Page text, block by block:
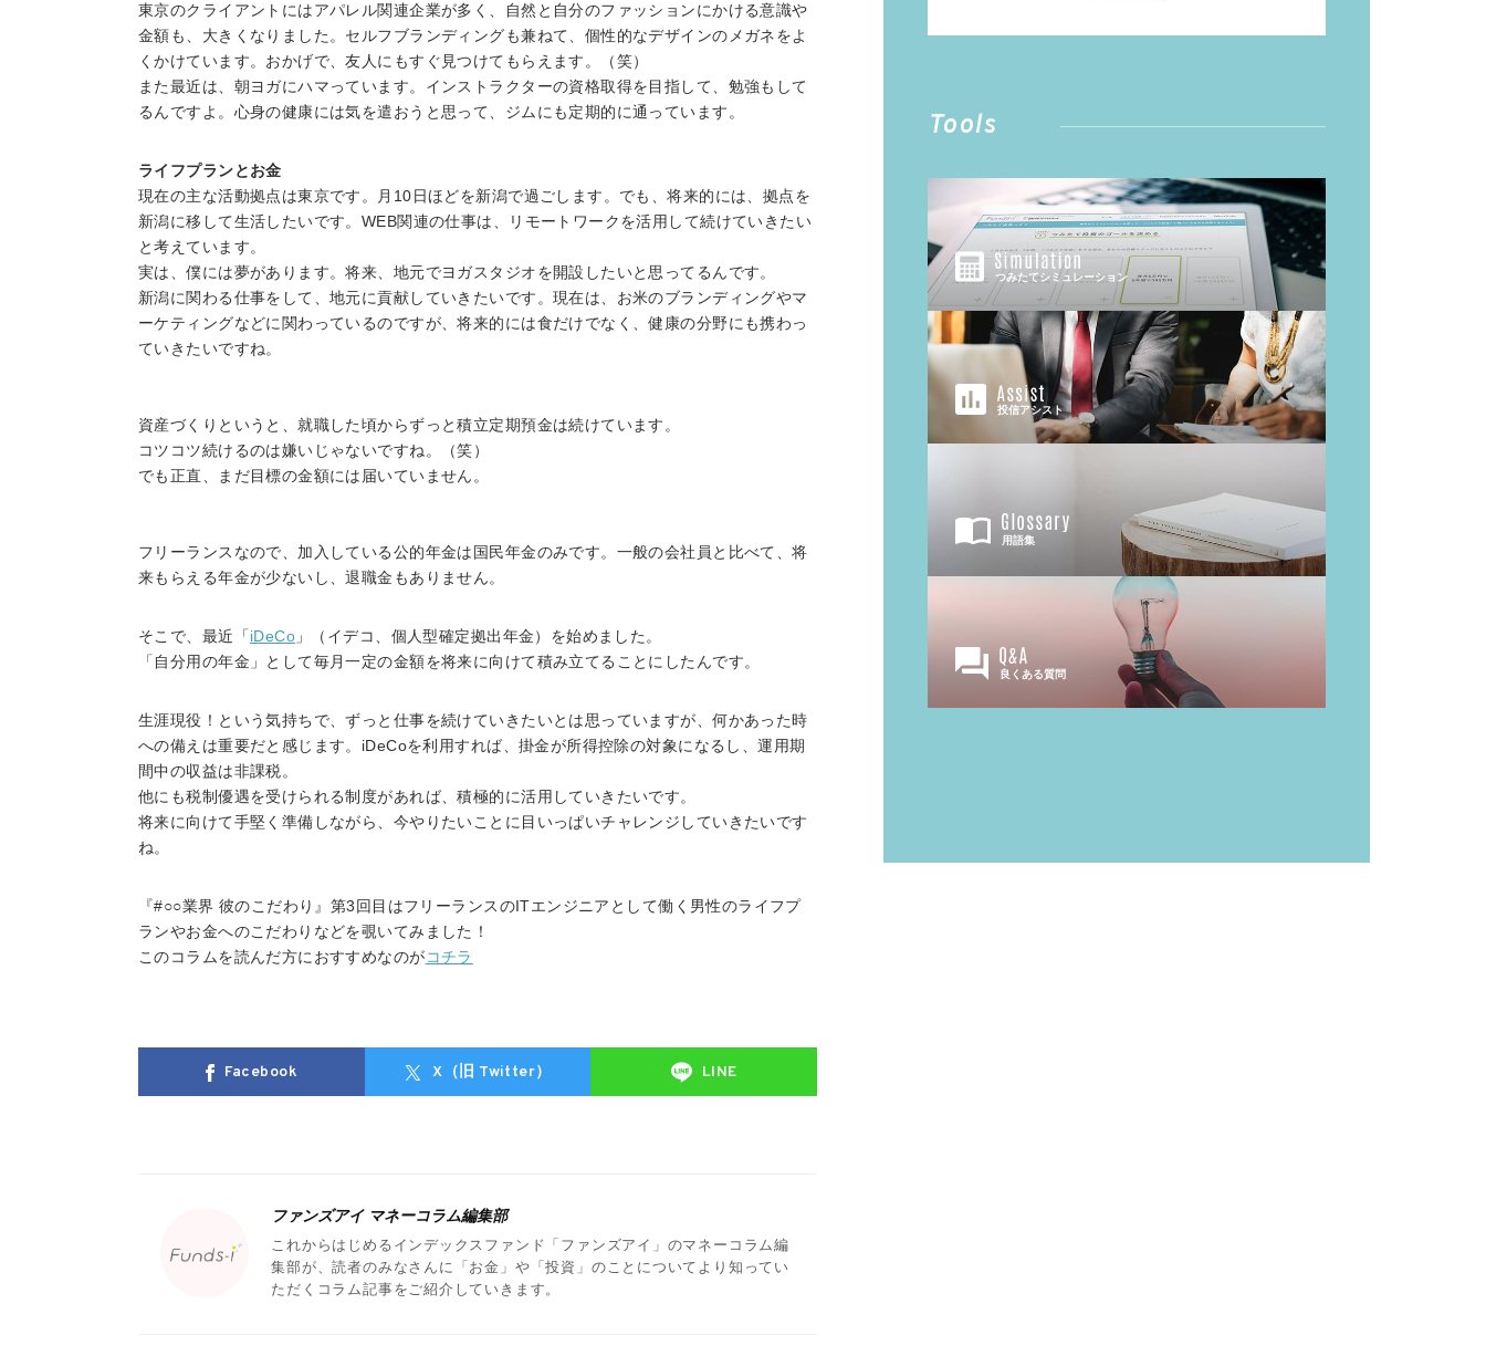
東京のクライアントにはアパレル関連企業が多く、自然と自分のファッションにかける意識や
金額も、大きくなりました。セルフブランディングも兼ねて、個性的なデザインのメガネをよ
くかけています。おかげで、友人にもすぐ見つけてもらえます。（笑）
また最近は、朝ヨガにハマっています。インストラクターの資格取得を目指して、勉強もして
るんですよ。心身の健康には気を遣おうと思って、ジムにも定期的に通っています。
ライフプランとお金
現在の主な活動拠点は東京です。月10日ほどを新潟で過ごします。でも、将来的には、拠点を
新潟に移して生活したいです。WEB関連の仕事は、リモートワークを活用して続けていきたい
と考えています。
実は、僕には夢があります。将来、地元でヨガスタジオを開設したいと思ってるんです。
新潟に関わる仕事をして、地元に貢献していきたいです。現在は、お米のブランディングやマ
ーケティングなどに関わっているのですが、将来的には食だけでなく、健康の分野にも携わっ
ていきたいですね。
資産づくりというと、就職した頃からずっと積立定期預金は続けています。
コツコツ続けるのは嫌いじゃないですね。（笑）
でも正直、まだ目標の金額には届いていません。
フリーランスなので、加入している公的年金は国民年金のみです。一般の会社員と比べて、将
来もらえる年金が少ないし、退職金もありません。
そこで、最近「iDeCo 」（イデコ、個人型確定拠出年金）を始めました。
「自分用の年金」として毎月一定の金額を将来に向けて積み立てることにしたんです。
生涯現役！という気持ちで、ずっと仕事を続けていきたいとは思っていますが、何かあった時
への備えは重要だと感じます。iDeCoを利用すれば、掛金が所得控除の対象になるし、運用期
間中の収益は非課税。
他にも税制優遇を受けられる制度があれば、積極的に活用していきたいです。
将来に向けて手堅く準備しながら、今やりたいことに目いっぱいチャレンジしていきたいです
ね。
『#○○業界 彼のこだわり』第3回目はフリーランスのITエンジニアとして働く男性のライフプ
ランやお金へのこだわりなどを覗いてみました！
このコラムを読んだ方におすすめなのがコチラ
Facebook X（旧 Twitter） LINE
ファンズアイ マネーコラム編集部
これからはじめるインデックスファンド「ファンズアイ」のマネーコラム編
集部が、読者のみなさんに「お金」や「投資」のことについてより知ってい
ただくコラム記事をご紹介していきます。
Tools
つみたてシミュレーション
投信アシスト
用語集
良くある質問